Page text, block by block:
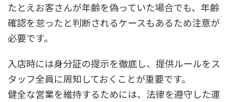
たとえお客さんが年齢を偽っていた場合でも、年齢
確認を怠ったと判断されるケースもあるため注意が
必要です。
入店時には身分証の提示を徹底し、提供ルールをス
タッフ全員に周知しておくことが重要です。
健全な営業を維持するためには、法律を遵守した運